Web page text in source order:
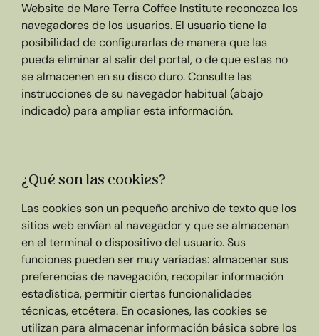
Website de Mare Terra Coffee Institute reconozca los
navegadores de los usuarios. El usuario tiene la
posibilidad de configurarlas de manera que las
pueda eliminar al salir del portal, o de que estas no
se almacenen en su disco duro. Consulte las
instrucciones de su navegador habitual (abajo
indicado) para ampliar esta información.
¿Qué son las cookies?
Las cookies son un pequeño archivo de texto que los
sitios web envían al navegador y que se almacenan
en el terminal o dispositivo del usuario. Sus
funciones pueden ser muy variadas: almacenar sus
preferencias de navegación, recopilar información
estadística, permitir ciertas funcionalidades
técnicas, etcétera. En ocasiones, las cookies se
utilizan para almacenar información básica sobre los